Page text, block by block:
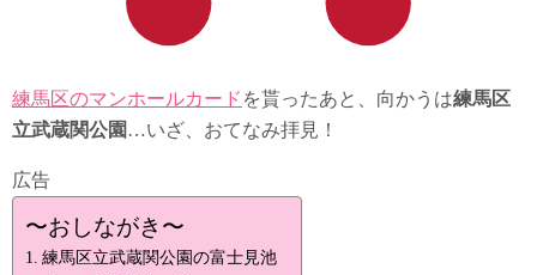
練馬区のマンホールカード を貰ったあと、向かうは練馬区
立武蔵関公園…いざ、おてなみ拝見！
広告
〜おしながき〜
練馬区立武蔵関公園の富士見池